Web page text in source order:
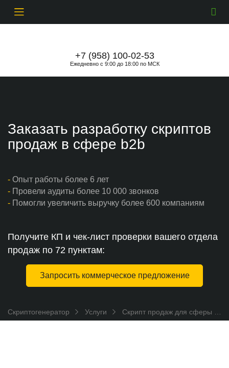
+7 (958) 100-02-53
Ежедневно c 9:00 до 18:00 по МСК
Заказать разработку скриптов
продаж в сфере b2b
- Опыт работы более 6 лет
- Провели аудиты более 10 000 звонков
- Помогли увеличить выручку более 600 компаниям
Получите КП и чек-лист проверки вашего отдела
продаж по 72 пунктам:
Запросить коммерческое предложение
Скриптогенератор Услуги Скрипт продаж для сферы b2b